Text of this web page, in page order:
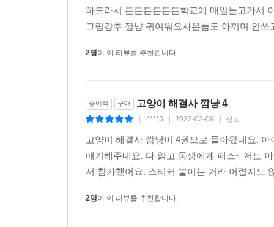
하드라서 튼튼튼튼튼튼학교에 매일들고가서
그림강추 깜냥 귀여워요사은품도 아끼며 안
2명이 이 리뷰를 추천합니다.
종이책 구매 고양이 해결사 깜냥 4
l****5 2022-02-09 신고
고양이 해결사 깜냥이 4권으로 돌아왔네요.
얘기해주네요. 다 읽고 동생에게 패스~ 저도
서 참가했어요. 스티커 붙이는 거라 어렵지도
2명이 이 리뷰를 추천합니다.